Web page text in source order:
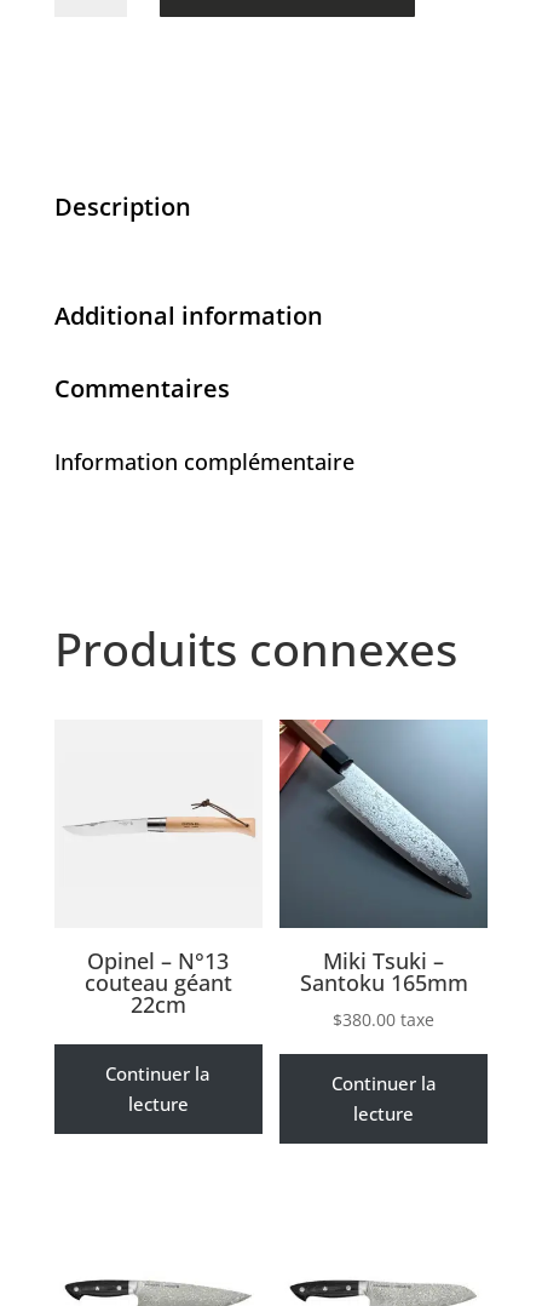
Description
Additional information
Commentaires
Information complémentaire
Produits connexes
Opinel – N°13
couteau géant
22cm
Continuer la
lecture
Miki Tsuki –
Santoku 165mm
$380.00 taxe
Continuer la
lecture